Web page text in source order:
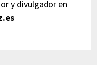
y divulgador en